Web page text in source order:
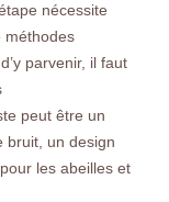
nécessite
méthodes
parvenir, il faut
peut être un
bruit, un design
les abeilles et